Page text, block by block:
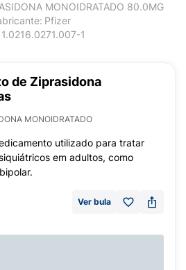
MONOIDRATADO 80.0MG
Pfizer
1.0216.0271.007-1
de Ziprasidona
MONOIDRATADO
utilizado para tratar
em adultos, como
Ver bula